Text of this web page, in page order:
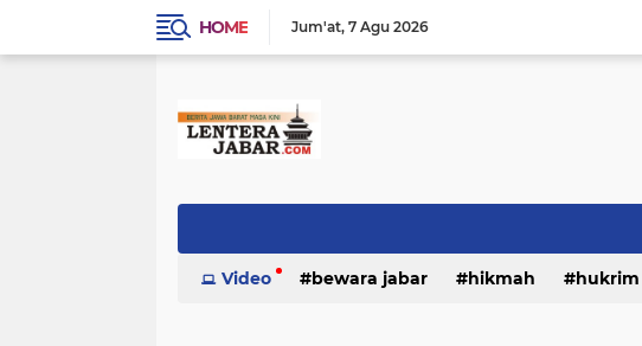
HOME Jum'at 7 Agu 2026
Video bewara jabar hikmah hukrim